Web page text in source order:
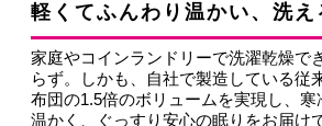
軽くてふんわり温かい、洗え
家庭やコインランドリーで洗濯乾燥で
らず。しかも、自社で製造している従
布団の1.5倍のボリュームを実現し、
温かく、ぐっすり安心の眠りをお届け